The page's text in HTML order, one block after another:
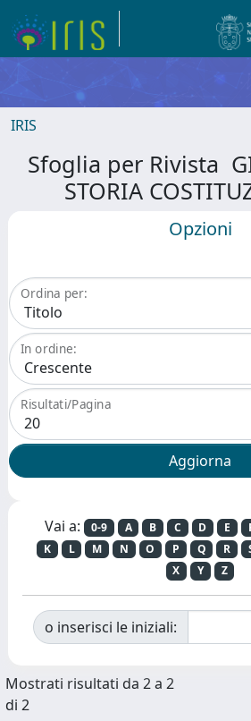
IRIS
Sfoglia per Rivista
STORIA
Opzioni
Ordina per:
In ordine:
Risultati/Pagina
Vai a: 0-9 A B C D E
K
L M N O P Q R
X
Y Z
o inserisci le iniziali:
Mostrati risultati da 2 a 2
di 2